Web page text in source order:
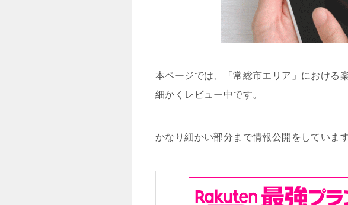
本ページでは、「常総市エリア」における
細かくレビュー中です。
かなり細かい部分まで情報公開をしていま